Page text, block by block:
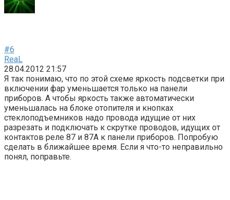
#6
ReaL
28.04.2012 21:57
Я так понимаю, что по этой схеме яркость подсветки при
включении фар уменьшается только на панели
приборов. А чтобы яркость также автоматически
уменьшалась на блоке отопителя и кнопках
стеклоподъемников надо провода идущие от них
разрезать и подключать к скрутке проводов, идущих от
контактов реле 87 и 87А к панели приборов. Попробую
сделать в ближайшее время. Если я что-то неправильно
понял, поправьте.